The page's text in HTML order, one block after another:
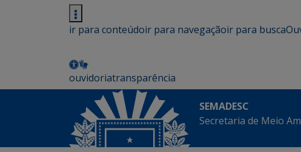
ir para conteúdoir para navegaçãoir para busca
ouvidoriatransparência
SEMADESC
Secretaria de Meio